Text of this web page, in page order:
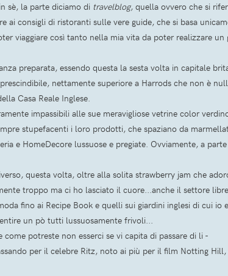
sè, la parte diciamo di travelblog, quella ovvero che si
consigli di ristoranti sulle vere guide, che si basa
viaggiare così tanto nella mia vita da poter realizzare
preparata, essendo questa la sesta volta in capitale
nettamente superiore a Harrods che non è
Casa Reale Inglese.
impassibili alle sue meravigliose vetrine color
stupefacenti i loro prodotti, che spaziano da
e HomeDecore lussuose e pregiate. Ovviamente, a
questa volta, oltre alla solita strawberry jam che
troppo ma ci ho lasciato il cuore...anche il settore
fino ai Recipe Book e quelli sui giardini inglesi di cui io
un pò tutti lussuosamente frivoli...
potreste non esserci se vi capita di passare di li -
per il celebre Ritz, noto ai più per il film Notting